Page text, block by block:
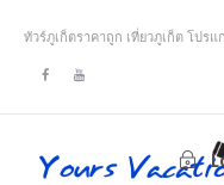
ทัวร์ภูเก็ตราคาถูก เที่ยวภูเก็ต โปรแ